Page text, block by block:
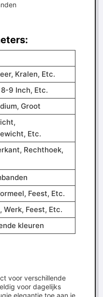
Kralen, Etc.
9 Inch, Etc.
Groot
Etc.
Rechthoek,
Feest, Etc.
Werk, Feest, Etc.
kleuren
voor verschillende
voor dagelijks
elegantie toe aan je